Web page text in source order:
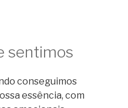
sentimos
conseguimos
essência, com